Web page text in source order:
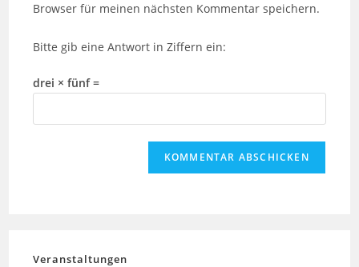
ein
Browser für meinen nächsten Kommentar speichern.
Bitte gib eine Antwort in Ziffern ein:
drei × fünf =
Veranstaltungen